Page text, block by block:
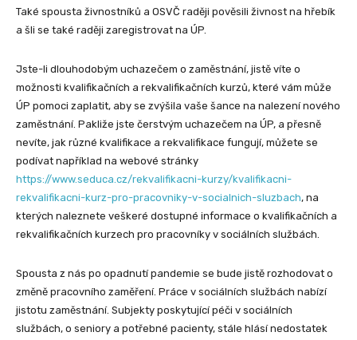
Také spousta živnostníků a OSVČ raději pověsili živnost na hřebík
a šli se také raději zaregistrovat na ÚP.
Jste-li dlouhodobým uchazečem o zaměstnání, jistě víte o
možnosti kvalifikačních a rekvalifikačních kurzů, které vám může
ÚP pomoci zaplatit, aby se zvýšila vaše šance na nalezení nového
zaměstnání. Pakliže jste čerstvým uchazečem na ÚP, a přesně
nevíte, jak různé kvalifikace a rekvalifikace fungují, můžete se
podívat například na webové stránky
https://www.seduca.cz/rekvalifikacni-kurzy/kvalifikacni-
rekvalifikacni-kurz-pro-pracovniky-v-socialnich-sluzbach, na
kterých naleznete veškeré dostupné informace o kvalifikačních a
rekvalifikačních kurzech pro pracovníky v sociálních službách.
Spousta z nás po opadnutí pandemie se bude jistě rozhodovat o
změně pracovního zaměření. Práce v sociálních službách nabízí
jistotu zaměstnání. Subjekty poskytující péči v sociálních
službách, o seniory a potřebné pacienty, stále hlásí nedostatek